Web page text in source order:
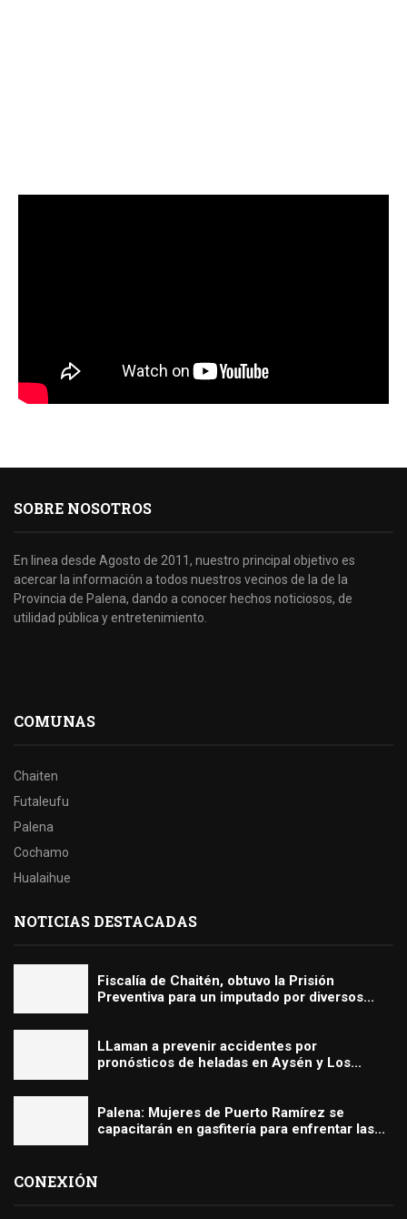
SOBRE NOSOTROS
En linea desde Agosto de 2011, nuestro principal objetivo es
acercar la información a todos nuestros vecinos de la de la
Provincia de Palena, dando a conocer hechos noticiosos, de
utilidad pública y entretenimiento.
COMUNAS
Chaiten
Futaleufu
Palena
Cochamo
Hualaihue
NOTICIAS DESTACADAS
Fiscalía de Chaitén, obtuvo la Prisión
Preventiva para un imputado por diversos...
LLaman a prevenir accidentes por
pronósticos de heladas en Aysén y Los...
Palena: Mujeres de Puerto Ramírez se
capacitarán en gasfitería para enfrentar las...
CONEXIÓN